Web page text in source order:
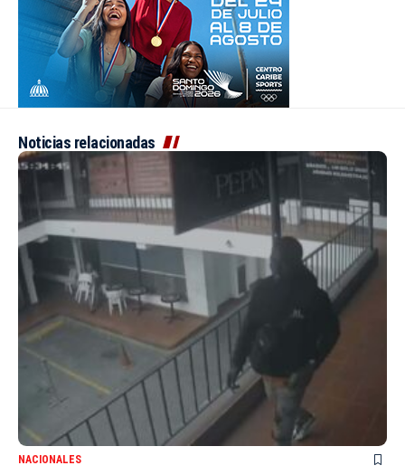
Noticias relacionadas
NACIONALES